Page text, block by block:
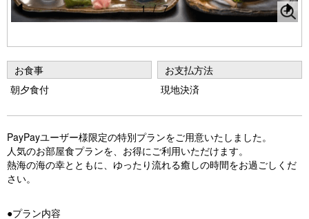
Pr
e
vi
o
s
N
e
xt
1 / 7
お食事
朝夕食付
お支払方法
現地決済
PayPayユーザー様限定の特別プランをご用意いたしました。
人気のお部屋食プランを、お得にご利用いただけます。
熱海の海の幸とともに、ゆったり流れる癒しの時間をお過ごしくだ
さい。
●プラン内容